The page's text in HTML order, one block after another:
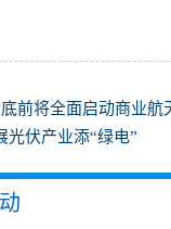
前将全面启动商业航
光伏产业添“绿电”